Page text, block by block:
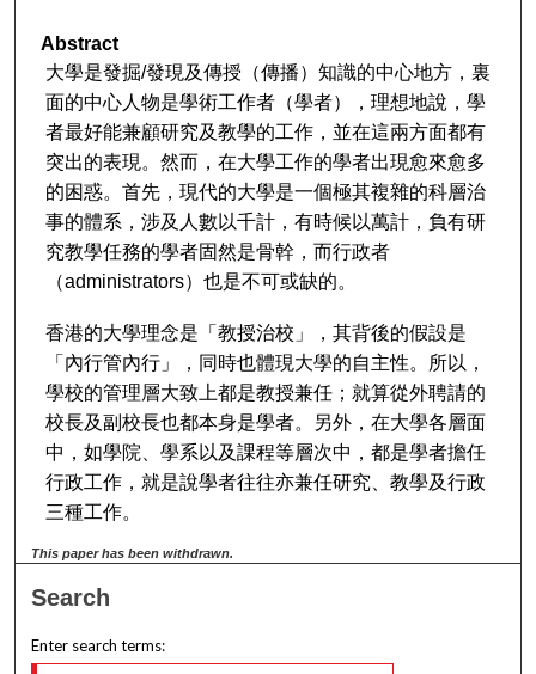
Abstract
大學是發掘/發現及傳授（傳播）知識的中心地方，裏
面的中心人物是學術工作者（學者），理想地說，學
者最好能兼顧研究及教學的工作，並在這兩方面都有
突出的表現。然而，在大學工作的學者出現愈來愈多
的困惑。首先，現代的大學是一個極其複雜的科層治
事的體系，涉及人數以千計，有時候以萬計，負有研
究教學任務的學者固然是骨幹，而行政者
（administrators）也是不可或缺的。
香港的大學理念是「教授治校」，其背後的假設是
「內行管內行」，同時也體現大學的自主性。所以，
學校的管理層大致上都是教授兼任；就算從外聘請的
校長及副校長也都本身是學者。另外，在大學各層面
中，如學院、學系以及課程等層次中，都是學者擔任
行政工作，就是說學者往往亦兼任研究、教學及行政
三種工作。
This paper has been withdrawn.
Search
Enter search terms: